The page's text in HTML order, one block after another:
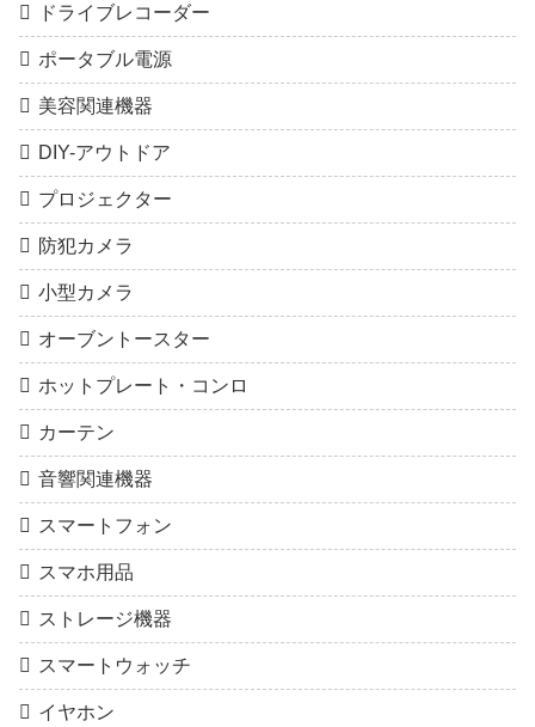
ドライブレコーダー
ポータブル電源
美容関連機器
DIY-アウトドア
プロジェクター
防犯カメラ
小型カメラ
オーブントースター
ホットプレート・コンロ
カーテン
音響関連機器
スマートフォン
スマホ用品
ストレージ機器
スマートウォッチ
イヤホン